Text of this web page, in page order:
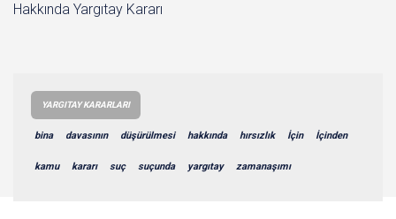
Hakkında Yargıtay Kararı
YARGITAY KARARLARI
bina davasının düşürülmesi hakkında hırsızlık İçin İçinden
kamu kararı suç suçunda yargıtay zamanaşımı